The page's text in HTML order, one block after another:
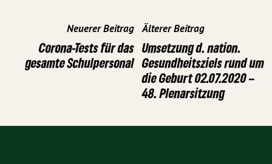
Neuerer Beitrag
Corona-Tests für das
gesamte Schulpersonal
Älterer Beitrag
Umsetzung d. nation.
Gesundheitsziels rund um
die Geburt 02.07.2020 –
48. Plenarsitzung